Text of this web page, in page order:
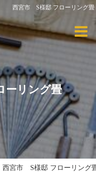
西宮市 S様邸 フローリング畳
ーリング畳
西宮市 S様邸 フローリング